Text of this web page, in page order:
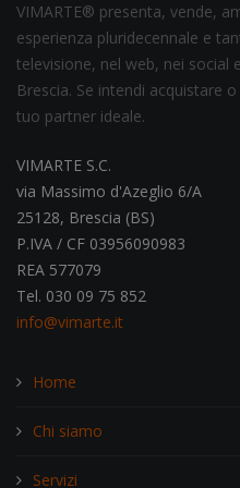
VIMARTE® presenta, vende,
esperienza pluridecennale e
televisione, nel web, nei social
Brescia. Se intendi acquistare
tuo partner ideale.
VIMARTE S.C.
via Massimo d'Azeglio 6/A
25128, Brescia (BS)
P.IVA / CF 03956090983
REA 577079
Tel. 030 09 75 852
info@vimarte.it
Home
Chi siamo
Servizi